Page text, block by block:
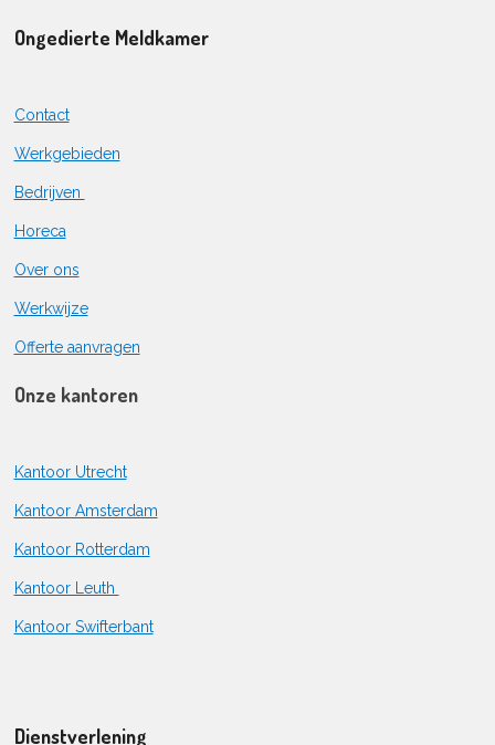
Ongedierte Meldkamer
Contact
Werkgebieden
Bedrijven
Horeca
Over ons
Werkwijze
Offerte aanvragen
Onze kantoren
Kantoor Utrecht
Kantoor Amsterdam
Kantoor Rotterdam
Kantoor Leuth
Kantoor Swifterbant
Dienstverlening